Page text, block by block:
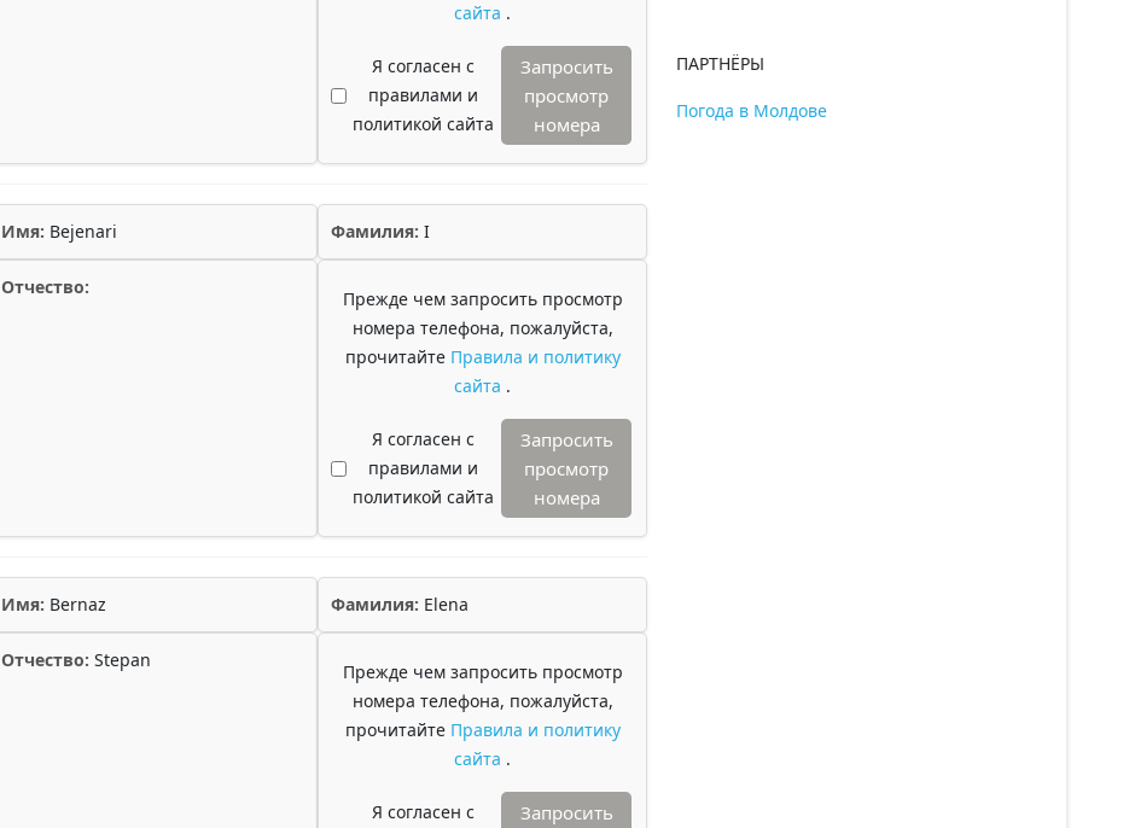
сайта .
Я согласен с
правилами и
политикой сайта
Запросить
просмотр
номера
Имя: Bejenari Фамилия: I
Отчество:
Прежде чем запросить просмотр
номера телефона, пожалуйста,
прочитайте Правила и политику
сайта .
Я согласен с
правилами и
политикой сайта
Запросить
просмотр
номера
Имя: Bernaz Фамилия: Elena
Отчество: Stepan
Прежде чем запросить просмотр
номера телефона, пожалуйста,
прочитайте Правила и политику
сайта .
Я согласен с
Запросить
ПАРТНЁРЫ
Погода в Молдове